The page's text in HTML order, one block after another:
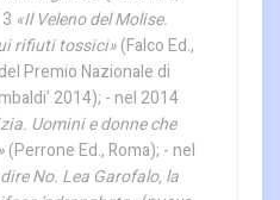
«Il Veleno del Molise.
rifiuti tossici»(Falco Ed.,
Premio Nazionale di
2014); - nel 2014
Uomini e donne che
(Perrone Ed., Roma); - nel
No. Lea Garofalo, la